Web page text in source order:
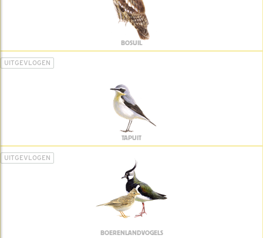
BOSUIL
UITGEVLOGEN
TAPUIT
UITGEVLOGEN
BOERENLANDVOGELS